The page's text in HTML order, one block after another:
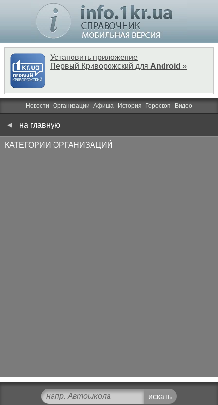
Установить приложение
Первый Криворожский для Android »
Новости Организации Афиша История Гороскоп Видео
на главную
КАТЕГОРИИ ОРГАНИЗАЦИЙ